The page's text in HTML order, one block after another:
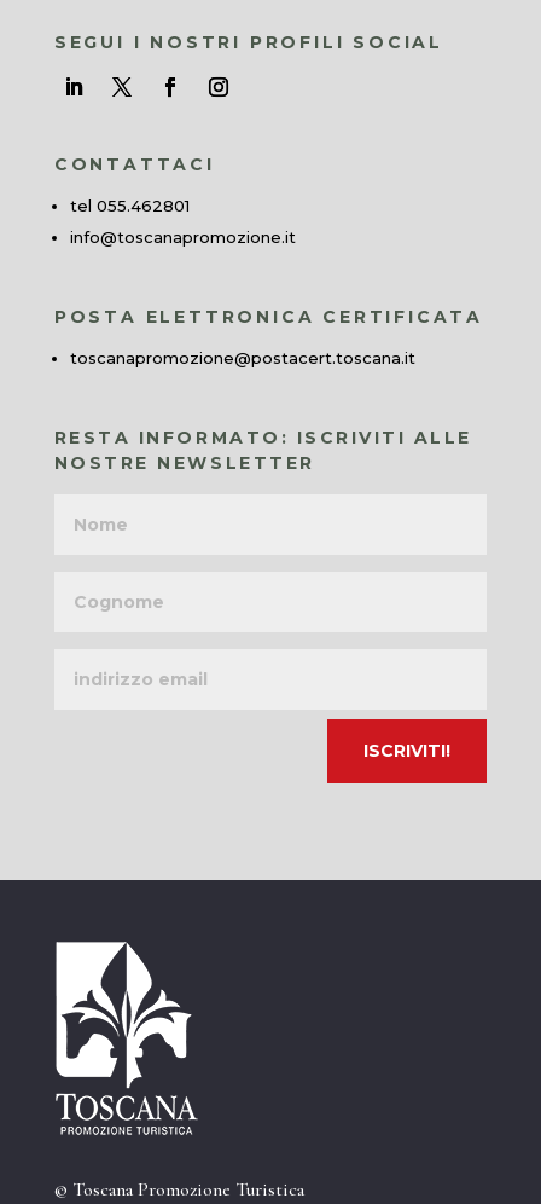
SEGUI I NOSTRI PROFILI SOCIAL
CONTATTACI
tel 055.462801
info@toscanapromozione.it
POSTA ELETTRONICA CERTIFICATA
toscanapromozione@postacert.toscana.it
RESTA INFORMATO: ISCRIVITI ALLE
NOSTRE NEWSLETTER
email
© Toscana Promozione Turistica